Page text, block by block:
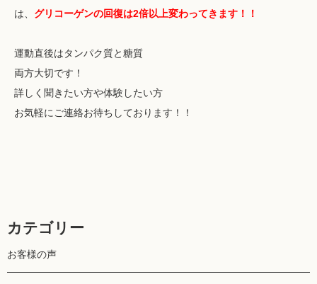
は、 グリコーゲンの回復は2倍以上変わってきます！！
運動直後はタンパク質と糖質
両方大切です！
詳しく聞きたい方や体験したい方
お気軽にご連絡お待ちしております！！
カテゴリー
お客様の声